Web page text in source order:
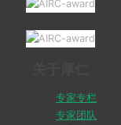
专家专栏
专家团队